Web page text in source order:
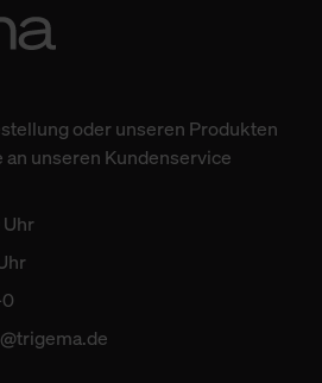
oder unseren Produkten
an unseren Kundenservice